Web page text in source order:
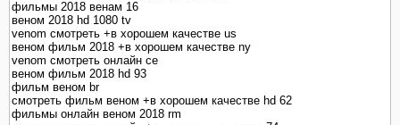
фильмы 2018 венам 16
веном 2018 hd 1080 tv
venom смотреть +в хорошем качестве us
веном фильм 2018 +в хорошем качестве ny
venom смотреть онлайн ce
веном фильм 2018 hd 93
фильм веном br
смотреть фильм веном +в хорошем качестве hd 62
фильмы онлайн веном 2018 rm